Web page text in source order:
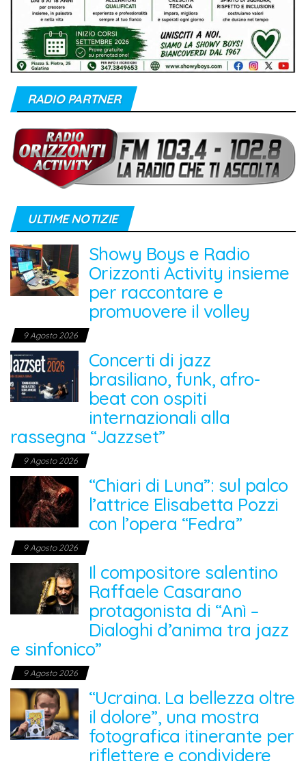
RADIO PARTNER
ULTIME NOTIZIE
Showy Boys e Radio
Orizzonti Activity insieme
per raccontare e
promuovere il volley
9 Agosto 2026
Concerti di jazz
brasiliano, funk, afro-
beat con ospiti
internazionali alla
rassegna “Jazzset”
9 Agosto 2026
“Chiari di Luna”: sul palco
l’attrice Elisabetta Pozzi
con l’opera “Fedra”
9 Agosto 2026
Il compositore salentino
Raffaele Casarano
protagonista di “Anì –
Dialoghi d’anima tra jazz
e sinfonico”
9 Agosto 2026
“Ucraina. La bellezza oltre
il dolore”, una mostra
fotografica itinerante per
riflettere e condividere